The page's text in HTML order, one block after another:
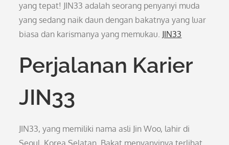
yang tepat! JIN33 adalah seorang penyanyi muda
yang sedang naik daun dengan bakatnya yang luar
biasa dan karismanya yang memukau. JIN33
Perjalanan Karier
JIN33
JIN33, yang memiliki nama asli Jin Woo, lahir di
Seoul, Korea Selatan. Bakat menyanyinya terlihat